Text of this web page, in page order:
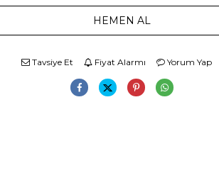
HEMEN AL
Tavsiye Et Fiyat Alarmı Yorum Yap